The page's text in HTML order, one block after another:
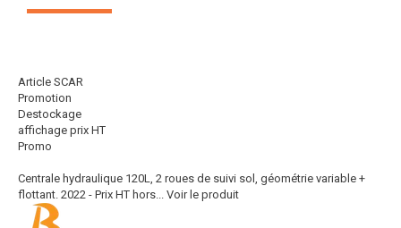
Article SCAR
Promotion
Destockage
affichage prix HT
Promo
Centrale hydraulique 120L, 2 roues de suivi sol, géométrie variable +
flottant. 2022 - Prix HT hors...
Voir le produit